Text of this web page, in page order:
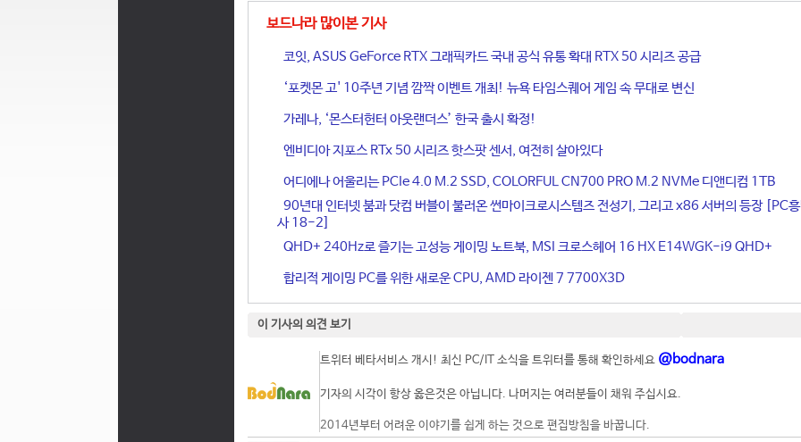
보드나라 많이본 기사
코잇, ASUS GeForce RTX 그래픽카드 국내 공식 유통 확대 RTX 50 시리즈 공급
‘포켓몬 고' 10주년 기념 깜짝 이벤트 개최! 뉴욕 타임스퀘어 게임 속 무대로 변신
가레나, ‘몬스터헌터 아웃랜더스’ 한국 출시 확정!
엔비디아 지포스 RTx 50 시리즈 핫스팟 센서, 여전히 살아있다
어디에나 어울리는 PCIe 4.0 M.2 SSD, COLORFUL CN700 PRO M.2 NVMe 디앤디컴 1TB
90년대 인터넷 붐과 닷컴 버블이 불러온 썬마이크로시스템즈 전성기, 그리고 x86 서버의 등장 [PC
사 18-2]
QHD+ 240Hz로 즐기는 고성능 게이밍 노트북, MSI 크로스헤어 16 HX E14WGK-i9 QHD+
합리적 게이밍 PC를 위한 새로운 CPU, AMD 라이젠 7 7700X3D
이 기사의 의견 보기
트위터 베타서비스 개시! 최신 PC/IT 소식을 트위터를 통해 확인하세요 @bodnara
기자의 시각이 항상 옳은것은 아닙니다. 나머지는 여러분들이 채워 주십시요.
2014년부터 어려운 이야기를 쉽게 하는 것으로 편집방침을 바꿉니다.